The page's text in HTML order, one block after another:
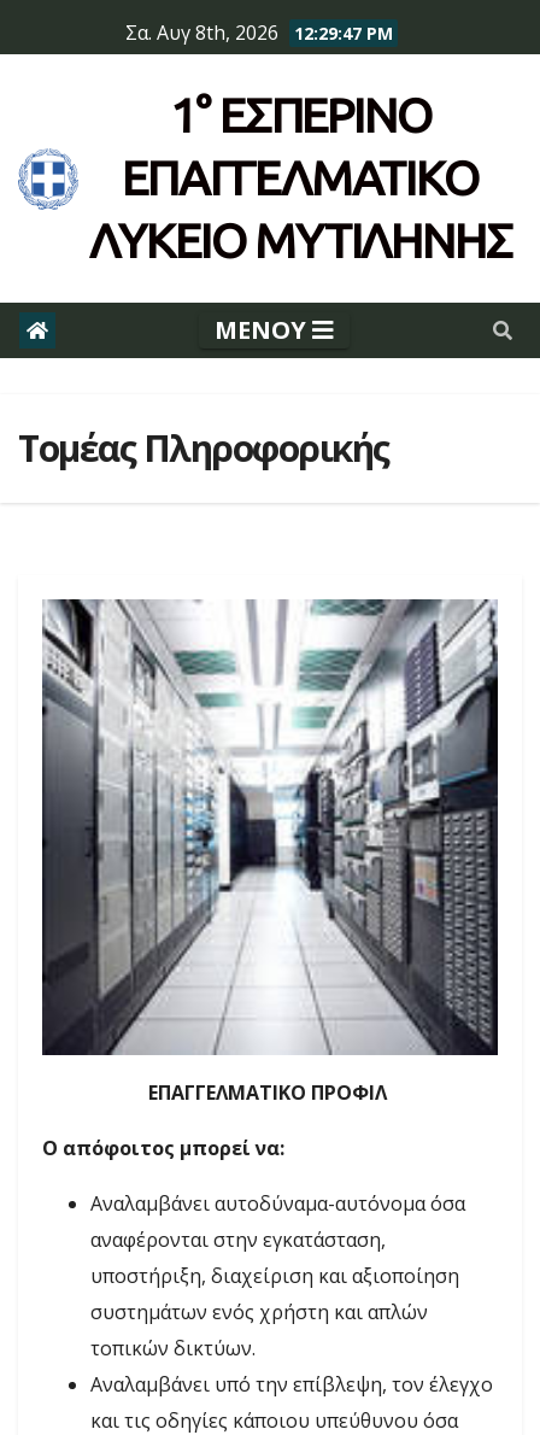
to
Σα. Αυγ 8th, 2026 12:29:47 PM
1° ΕΣΠΕΡΙΝΌ
ΕΠΆΓΓΕΛΜΑΤΙΚΟ
ΛΥΚΕΙΟ ΜΥΤΙΛΗΝΗΣ
Τομέας Πληροφορικής
ΕΠΑΓΓΕΛΜΑΤΙΚΟ ΠΡΟΦΙΛ
Ο απόφοιτος μπορεί να:
Αναλαμβάνει αυτοδύναμα-αυτόνομα όσα
αναφέρονται στην εγκατάσταση,
υποστήριξη, διαχείριση και αξιοποίηση
συστημάτων ενός χρήστη και απλών
τοπικών δικτύων.
Αναλαμβάνει υπό την επίβλεψη, τον έλεγχο
και τις οδηγίες κάποιου υπεύθυνου όσα